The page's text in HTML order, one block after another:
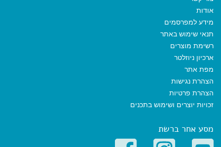
אודות
מידע למפרסמים
תנאי שימוש באתר
רשימת מוצרים
ארכיון ניוזלטר
מפת אתר
הצהרת נגישות
הצהרת פרטיות
זכויות יוצרים ושימוש בתכנים
מסע אחר ברשת